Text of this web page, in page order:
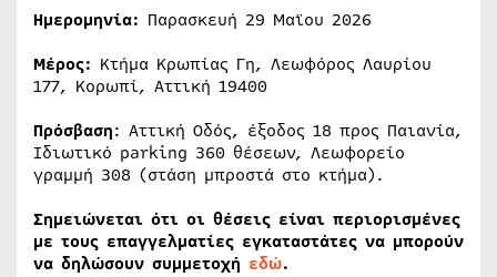
Ημερομηνία: Παρασκευή 29 Μαϊου 2026
Μέρος: Κτήμα Κρωπίας Γη, Λεωφόρος Λαυρίου
177, Κορωπί, Αττική 19400
Πρόσβαση: Αττική Οδός, έξοδος 18 προς Παιανία,
Ιδιωτικό parking 360 θέσεων, Λεωφορείο
γραμμή 308 (στάση μπροστά στο κτήμα).
Σημειώνεται ότι οι θέσεις είναι περιορισμένες
με τους επαγγελματίες εγκαταστάτες να μπορούν
να δηλώσουν συμμετοχή εδώ.